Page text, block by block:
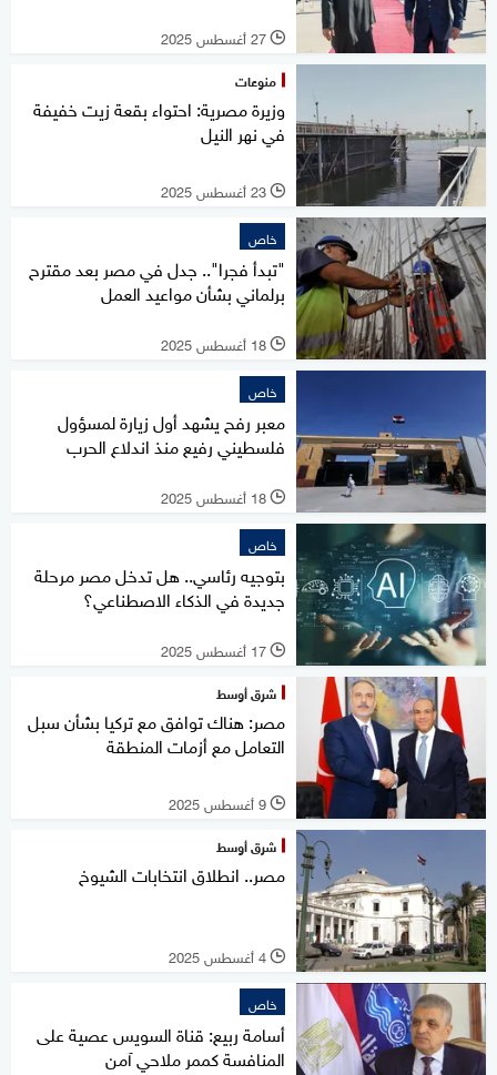
l 27 أغسطس 2025
منوعات
وزيرة مصرية: احتواء بقعة زيت خفيفة
في نهر النيل
l 23 أغسطس 2025
خاص
"تبدأ فجرا".. جدل في مصر بعد مقترح
برلماني بشأن مواعيد العمل
l 18 أغسطس 2025
خاص
معبر رفح يشهد أول زيارة لمسؤول
فلسطيني رفيع منذ اندلاع الحرب
l 18 أغسطس 2025
خاص
بتوجيه رئاسي.. هل تدخل مصر مرحلة
جديدة في الذكاء الاصطناعي؟
l 17 أغسطس 2025
شرق أوسط
مصر: هناك توافق مع تركيا بشأن سبل
التعامل مع أزمات المنطقة
l 9 أغسطس 2025
شرق أوسط
مصر.. انطلاق انتخابات الشيوخ
l 4 أغسطس 2025
خاص
أسامة ربيع: قناة السويس عصية على
المنافسة كممر ملاحي آمن